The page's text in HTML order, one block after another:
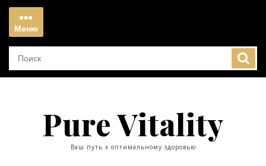
Перейти
содержимому
Меню
Меню
Pure Vitality
Ваш путь к оптимальному здоровью